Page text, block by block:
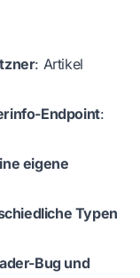
: Artikel
Endpoint:
eigene
Typen
Bug und